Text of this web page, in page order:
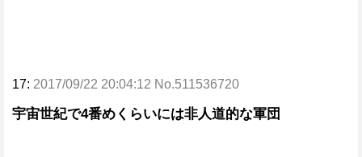
17: 2017/09/22 20:04:12 No.511536720
宇宙世紀で4番めくらいには非人道的な軍団